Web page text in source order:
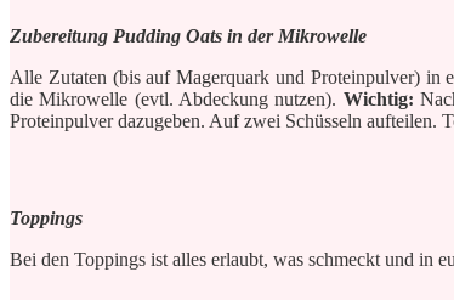
Zubereitung Pudding Oats in der Mikrowelle
Alle Zutaten (bis auf Magerquark und Proteinpulver) in
die Mikrowelle (evtl. Abdeckung nutzen). Wichtig:
Proteinpulver dazugeben. Auf zwei Schüsseln aufteilen.
Toppings
Bei den Toppings ist alles erlaubt, was schmeckt und in